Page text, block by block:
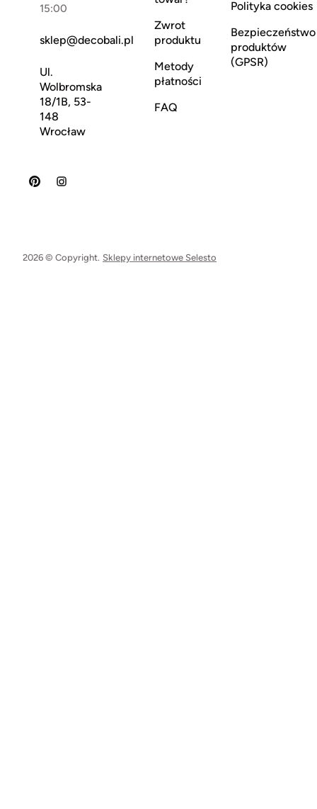
15:00
sklep@decobali.pl
Ul.
Wolbromska
18/1B, 53-
148
Wrocław
Zwrot
produktu
Metody
płatności
FAQ
Polityka cookies
Bezpieczeństwo
produktów
(GPSR)
2026 © Copyright. Sklepy internetowe Selesto